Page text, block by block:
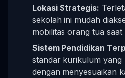
Lokasi Strategis:
sekolah ini mudah
mobilitas orang tua
Sistem Pendidikan
standar kurikulum yang
dengan menyesuaikan